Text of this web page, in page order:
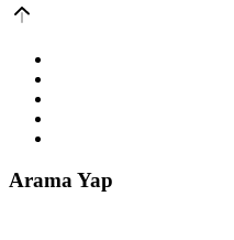
Arama Yap